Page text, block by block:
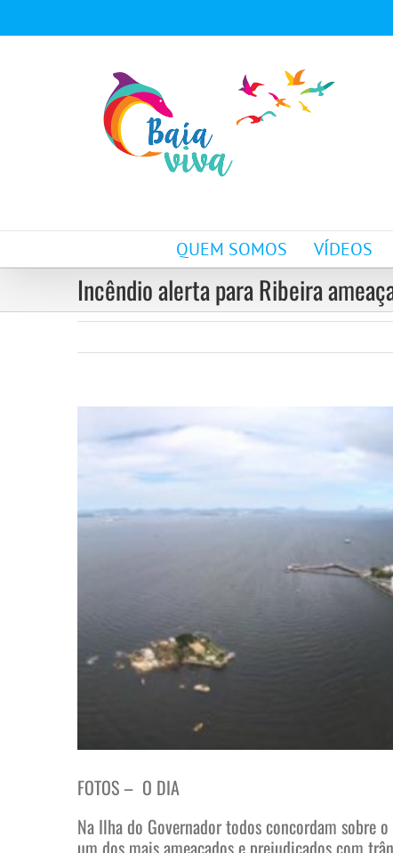
para
QUEM SOMOS VÍDEOS
Incêndio alerta para Ribeira
Larger
FOTOS – O DIA
Na Ilha do Governador todos concordam sobre